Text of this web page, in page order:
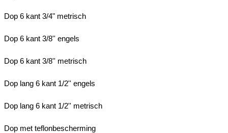
Dop 6 kant 3/4" metrisch
Dop 6 kant 3/8'' engels
Dop 6 kant 3/8'' metrisch
Dop lang 6 kant 1/2'' engels
Dop lang 6 kant 1/2'' metrisch
Dop met teflonbescherming